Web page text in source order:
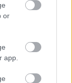
or
app.